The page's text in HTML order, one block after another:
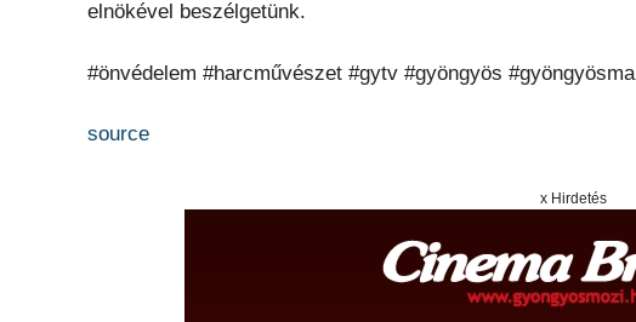
elnökével beszélgetünk.
#önvédelem #harcművészet #gytv #gyöngyös #gyöngyösma
source
x Hirdetés